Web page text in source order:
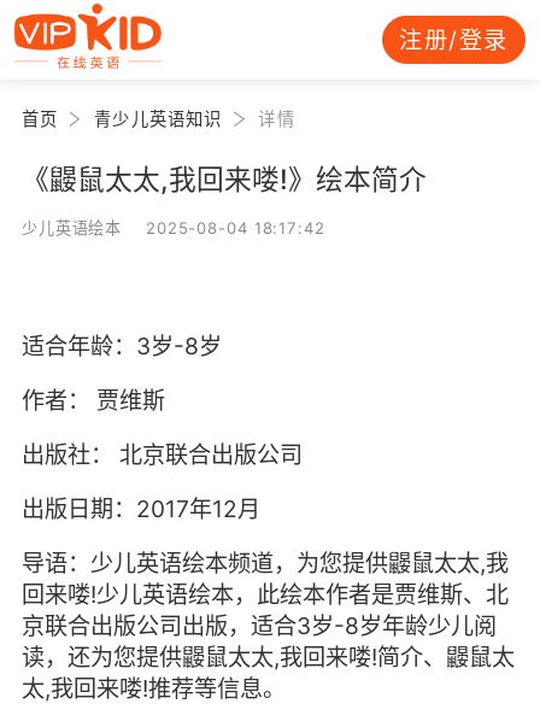
注册/登录
首页 青少儿英语知识 详情
《鼹鼠太太,我回来喽!》绘本简介
少儿英语绘本 2025-08-04 18:17:42
适合年龄：3岁-8岁
作者：
贾维斯
出版社：
北京联合出版公司
出版日期：2017年12月
导语：少儿英语绘本频道，为您提供鼹鼠太太,我
回来喽!少儿英语绘本，此绘本作者是贾维斯、北
京联合出版公司出版，适合3岁-8岁年龄少儿阅
读，还为您提供鼹鼠太太,我回来喽!简介、鼹鼠太
太,我回来喽!推荐等信息。